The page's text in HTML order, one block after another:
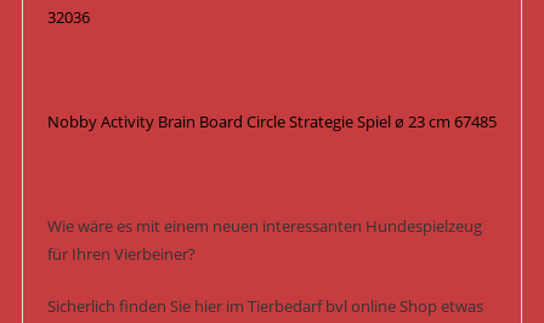
32036
Nobby Activity Brain Board Circle Strategie Spiel ø 23 cm 67485
Wie wäre es mit einem neuen interessanten Hundespielzeug
für Ihren Vierbeiner?
Sicherlich finden Sie hier im Tierbedarf bvl online Shop etwas